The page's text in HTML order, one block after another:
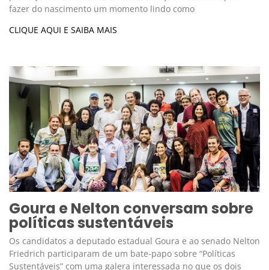
fazer do nascimento um momento lindo como
CLIQUE AQUI E SAIBA MAIS
Goura e Nelton conversam sobre
políticas sustentáveis
Os candidatos a deputado estadual Goura e ao senado Nelton
Friedrich participaram de um bate-papo sobre “Políticas
Sustentáveis” com uma galera interessada no que os dois